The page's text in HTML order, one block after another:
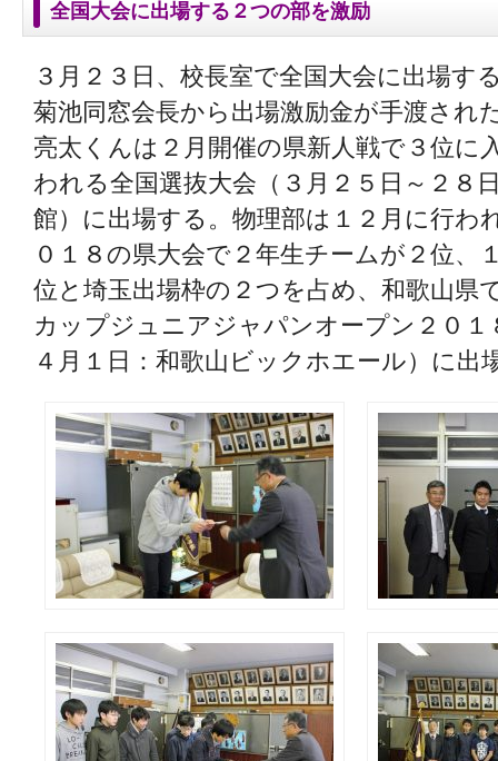
全国大会に出場する２つの部を激励
３月２３日、校長室で全国大会に出場す
菊池同窓会長から出場激励金が手渡され
亮太くんは２月開催の県新人戦で３位に
われる全国選抜大会（３月２５日～２８
館）に出場する。物理部は１２月に行わ
０１８の県大会で２年生チームが２位、
位と埼玉出場枠の２つを占め、和歌山県
カップジュニアジャパンオープン２０１
４月１日：和歌山ビックホエール）に出